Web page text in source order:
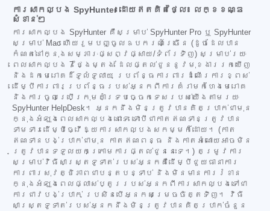
ការសាកល្បង SpyHunter ដោយឥតគិតថ្លៃ៖ លក្ខខណ្ឌ
សំខាន់ៗ
ការសាកល្បង SpyHunter គឺសម្រាប់ SpyHunter Pro ឬ SpyHunter
សម្រាប់ Mac ហើយរួមបញ្ចូលឧបករណ៍ច្រើន (ដូចដែលបាន
កំណត់នៅក្នុងសម្ភារៈផ្សព្វផ្សាយ/ទំព័រទិញ) សម្រាប់រយៈ
ពេលសាកល្បង 7 ថ្ងៃម្តង ដែលផ្តល់ជូននូវមុខងាររកឃើញ
និងដកមេរោគដ៏ទូលំទូលាយ ប្រព័ន្ធការពារដំណើរការខ្ពស់
ដើម្បីការពារប្រព័ន្ធរបស់អ្នកពីការគំរាមកំហែងមេរោគ
និងការចូលប្រើក្រុមគាំទ្របច្ចេកទេសរបស់យើងតាមរយៈ
SpyHunter HelpDesk។ អ្នកនឹងមិនត្រូវបានគិតប្រាក់ជាមុន
ក្នុងអំឡុងពេលសាកល្បងនោះទេ ទោះបីជាកាតឥណទានត្រូវបាន
ទាមទារដើម្បីធ្វើឱ្យការសាកល្បងសកម្មក៏ដោយ។ (កាត
ឥណទានបង់ប្រាក់ជាមុន កាតឥណពន្ធ និងកាតអំណោយអាចមិន
ត្រូវបានទទួលយកក្រោមការផ្តល់ជូននេះទេ។) តម្រូវការ
សម្រាប់វិធីសាស្ត្រទូទាត់របស់អ្នកគឺដើម្បីជួយធានាការ
ការពារសុវត្ថិភាពជាបន្តបន្ទាប់ និងមិនមានការរំខាន
ក្នុងអំឡុងពេលផ្លាស់ប្តូររបស់អ្នកពីការសាកល្បងទៅជា
ការជាវបង់ប្រាក់ ប្រសិនបើអ្នកសម្រេចចិត្តទិញ។ វិធី
សាស្ត្រទូទាត់របស់អ្នកនឹងមិនត្រូវបានគិតប្រាក់ចំនួន